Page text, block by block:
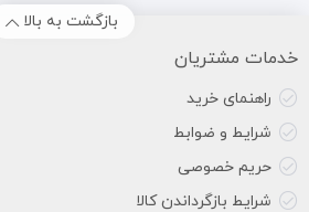
بازگشت به بالا
خدمات مشتریان
راهنمای خرید
شرایط و ضوابط
حریم خصوصی
شرایط بازگرداندن کالا